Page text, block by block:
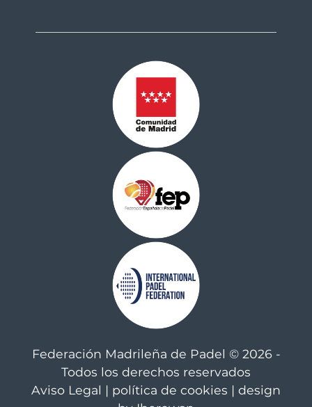
Federación Madrileña de Padel © 2026 -
Todos los derechos reservados
Aviso Legal | política de cookies | design